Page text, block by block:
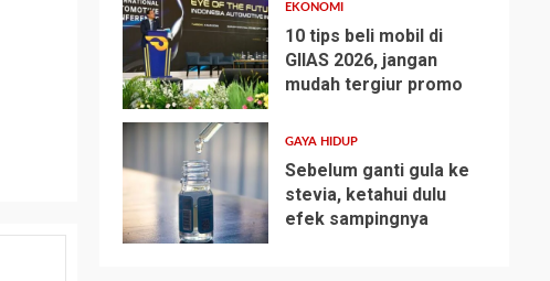
4
EKONOMI
10 tips beli mobil di
GIIAS 2026, jangan
mudah tergiur promo
5
GAYA HIDUP
Sebelum ganti gula ke
stevia, ketahui dulu
efek sampingnya